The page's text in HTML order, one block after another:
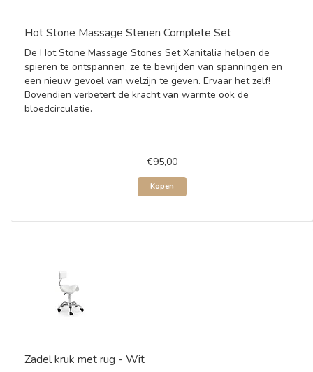
Hot Stone Massage Stenen Complete Set
De Hot Stone Massage Stones Set Xanitalia helpen de
spieren te ontspannen, ze te bevrijden van spanningen en
een nieuw gevoel van welzijn te geven. Ervaar het zelf!
Bovendien verbetert de kracht van warmte ook de
bloedcirculatie.
€95,00
Kopen
Zadel kruk met rug - Wit